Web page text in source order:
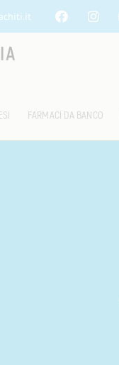
FARMACI DA BANCO